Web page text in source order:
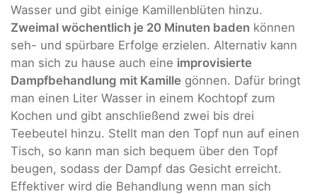
Wasser und gibt einige Kamillenblüten hinzu.
Zweimal wöchentlich je 20 Minuten baden können
seh- und spürbare Erfolge erzielen. Alternativ kann
man sich zu hause auch eine improvisierte
Dampfbehandlung mit Kamille gönnen. Dafür bringt
man einen Liter Wasser in einem Kochtopf zum
Kochen und gibt anschließend zwei bis drei
Teebeutel hinzu. Stellt man den Topf nun auf einen
Tisch, so kann man sich bequem über den Topf
beugen, sodass der Dampf das Gesicht erreicht.
Effektiver wird die Behandlung wenn man sich